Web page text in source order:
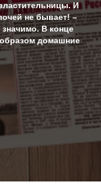
И
не бывает! –
В конце
домашние